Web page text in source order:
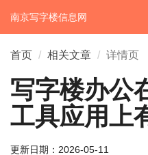
南京写字楼信息网
首页 相关文章 详情页
写字楼办公
工具应用上
更新日期： 2026-05-11